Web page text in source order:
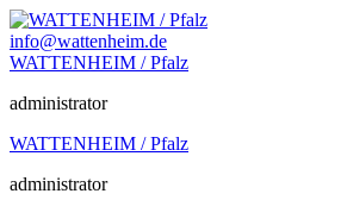
Zum
Inhalt
springen
info@wattenheim.de
WATTENHEIM / Pfalz
administrator
WATTENHEIM / Pfalz
administrator